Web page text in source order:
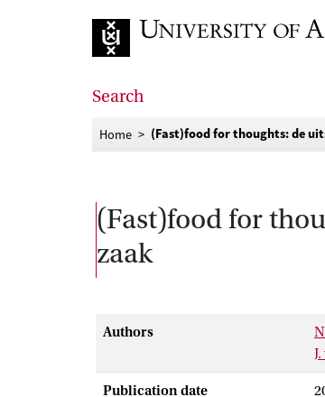
Search
Home (Fast)food for thoughts: de
(Fast)food for
zaak
Authors
Publication date